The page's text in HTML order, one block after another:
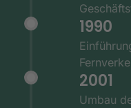
1990
2001
Umbau